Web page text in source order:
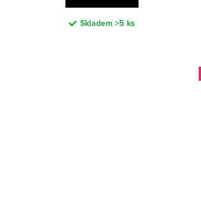
Skladem>5 ks